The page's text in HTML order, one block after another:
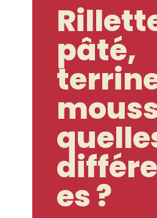
pâté,
es ?